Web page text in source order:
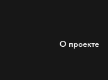
О проекте